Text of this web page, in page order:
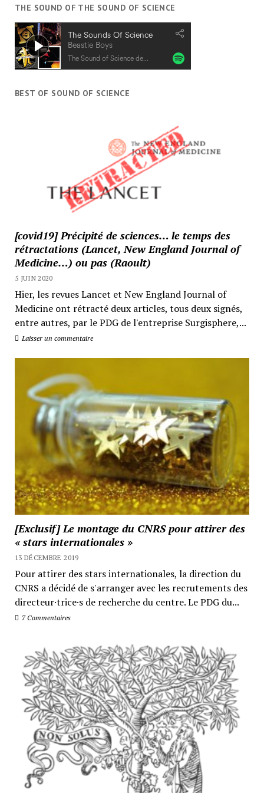
THE SOUND OF THE SOUND OF SCIENCE
BEST OF SOUND OF SCIENCE
[covid19] Précipité de sciences… le temps des
rétractations (Lancet, New England Journal of
Medicine…) ou pas (Raoult)
5 JUIN 2020
Hier, les revues Lancet et New England Journal of
Medicine ont rétracté deux articles, tous deux signés,
entre autres, par le PDG de l'entreprise Surgisphere,...
Laisser un commentaire
[Exclusif] Le montage du CNRS pour attirer des
« stars internationales »
13 DÉCEMBRE 2019
Pour attirer des stars internationales, la direction du
CNRS a décidé de s'arranger avec les recrutements des
directeur·trice·s de recherche du centre. Le PDG du...
7 Commentaires